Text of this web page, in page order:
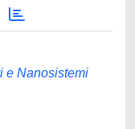
e Nanosistemi